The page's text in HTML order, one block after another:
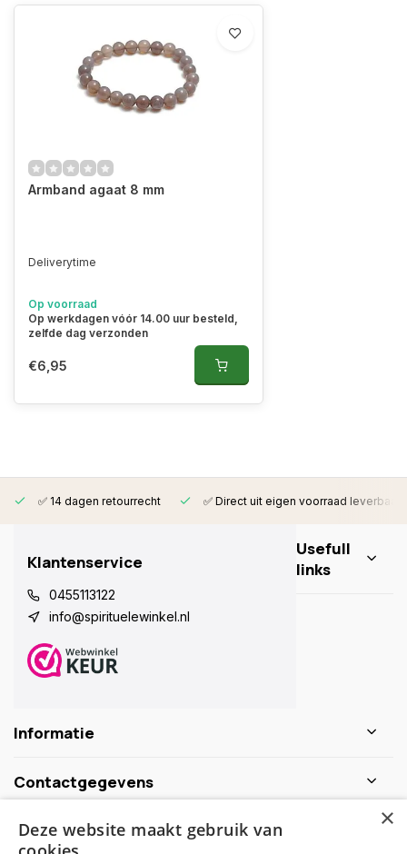
Armband agaat 8 mm
Deliverytime
Op voorraad
Op werkdagen vóór 14.00 uur besteld,
zelfde dag verzonden
€6,95
✅ 14 dagen retourrecht ✅ Direct uit eigen voorraad leverbaar
Klantenservice
0455113122
info@spirituelewinkel.nl
Usefull
links
Informatie
Contactgegevens
Schijf je nu in voor de nieuwsbrief
×
Deze website maakt gebruik van